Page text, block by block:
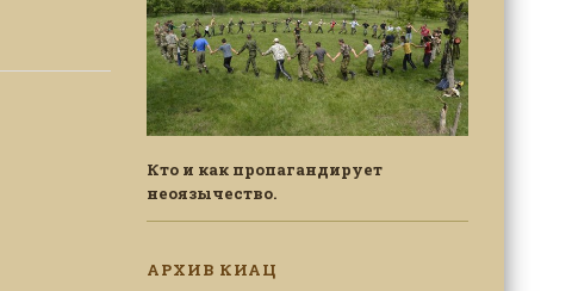
Кто и как пропагандирует
неоязычество.
АРХИВ КИАЦ